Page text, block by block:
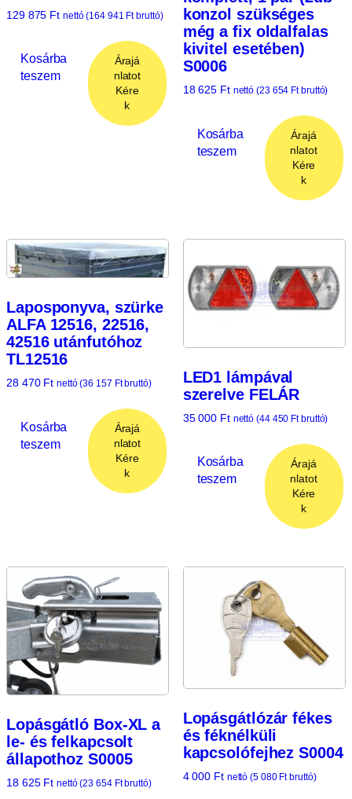
129 875 Ft nettó (164 941 Ftbruttó)
Kosárba
teszem
Árajá
nlatot
Kére
k
konzol szükséges
még a fix oldalfalas
kivitel esetében)
S0006
18 625 Ft nettó (23 654 Ftbruttó)
Kosárba
teszem
Árajá
nlatot
Kére
k
Laposponyva, szürke
ALFA 12516, 22516,
42516 utánfutóhoz
TL12516
28 470 Ft nettó (36 157 Ftbruttó)
Kosárba
teszem
Árajá
nlatot
Kére
k
LED1 lámpával
szerelve FELÁR
35 000 Ft nettó (44 450 Ftbruttó)
Kosárba
teszem
Árajá
nlatot
Kére
k
Lopásgátló Box-XL a
le- és felkapcsolt
állapothoz S0005
18 625 Ft nettó (23 654 Ftbruttó)
Lopásgátlózár fékes
és féknélküli
kapcsolófejhez S0004
4 000 Ft nettó (5 080 Ftbruttó)